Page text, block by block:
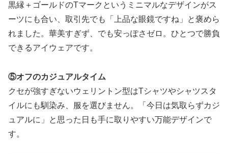
黒縁＋ゴールドのTマークというミニマルなデザインがス
ーツにも合い、取引先でも「上品な眼鏡ですね」と褒めら
れました。華美すぎず、でも安っぽさゼロ。ひとつで勝負
できるアイウェアです。
⑤オフのカジュアルタイム
クセが強すぎないウェリントン型はTシャツやシャツスタ
イルにも馴染み、服を選びません。「今日は気取らずカジ
ュアルに」と思った日も手に取りやすい万能デザインで
す。